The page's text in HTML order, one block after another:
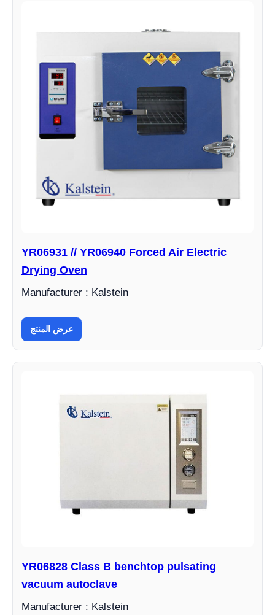
YR06931 // YR06940 Forced Air Electric
Drying Oven
Manufacturer : Kalstein
عرض المنتج
YR06828 Class B benchtop pulsating
vacuum autoclave
Manufacturer : Kalstein